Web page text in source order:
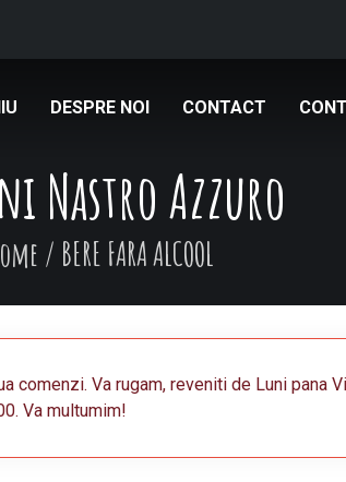
DESPRE NOI CONTACT
Nastro Azzuro
/ BERE FARA ALCOOL
comenzi. Va rugam, reveniti de Luni pana
Va multumim!